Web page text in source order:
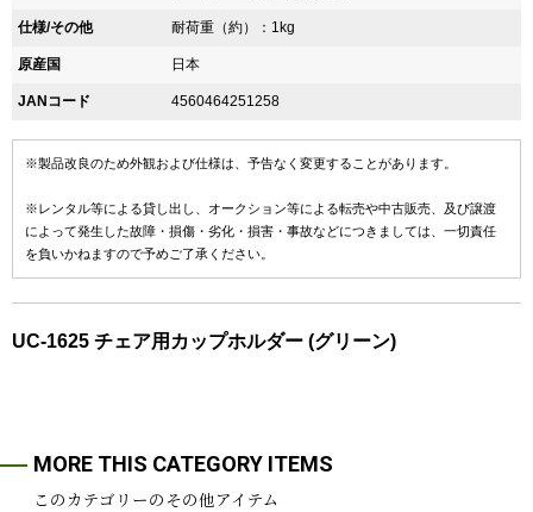
仕様/その他 耐荷重（約）：1kg
原産国 日本
JANコード 4560464251258
※製品改良のため外観および仕様は、予告なく変更することがあります。
※レンタル等による貸し出し、オークション等による転売や中古販売、及び譲渡
によって発生した故障・損傷・劣化・損害・事故などにつきましては、一切責任
を負いかねますので予めご了承ください。
UC-1625 チェア用カップホルダー (グリーン)
MORE THIS CATEGORY ITEMS
このカテゴリーのその他アイテム